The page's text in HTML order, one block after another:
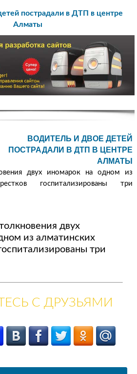
пострадали в ДТП в центре
Алматы
ВОДИТЕЛЬ И ДВОЕ ДЕТЕЙ
ПОСТРАДАЛИ В ДТП В ЦЕНТРЕ
АЛМАТЫ
двух иномарок на одном из
госпитализированы три
двух
из алматинских
три
С ДРУЗЬЯМИ